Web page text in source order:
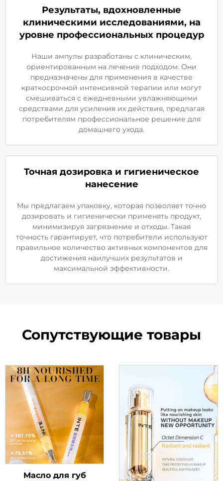
Результаты, вдохновленные
клиническими исследованиями, на
уровне профессиональных процедур
Наши ампулы разработаны с клиническим,
ориентированным на лечение подходом. Они
предназначены для применения в качестве
краткосрочной интенсивной терапии или могут
смешиваться с ежедневными увлажняющими
средствами для усиления их действия, предлагая
потребителям профессиональное решение для
домашнего ухода.
Точная дозировка и гигиеническое
нанесение
Мы предлагаем упаковку, которая позволяет точно
дозировать и гигиенически применять продукт,
минимизируя загрязнение и отходы. Такая
точность гарантирует, что потребители используют
правильное количество активных компонентов для
достижения наилучших результатов и
максимальной эффективности.
Сопутствующие товары
Масло для губ